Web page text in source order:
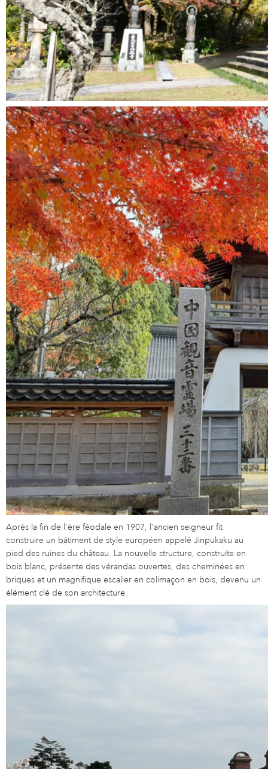
Après la fin de l'ère féodale en 1907, l'ancien seigneur fit
construire un bâtiment de style européen appelé Jinpukaku au
pied des ruines du château. La nouvelle structure, construite en
bois blanc, présente des vérandas ouvertes, des cheminées en
briques et un magnifique escalier en colimaçon en bois, devenu un
élément clé de son architecture.